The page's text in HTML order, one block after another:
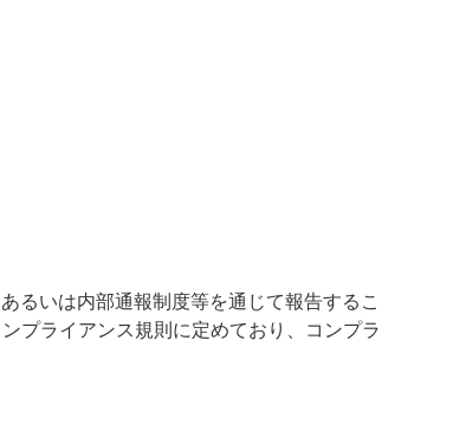
るいは内部通報制度等を通じて報告するこ
プライアンス規則に定めており、コンプラ